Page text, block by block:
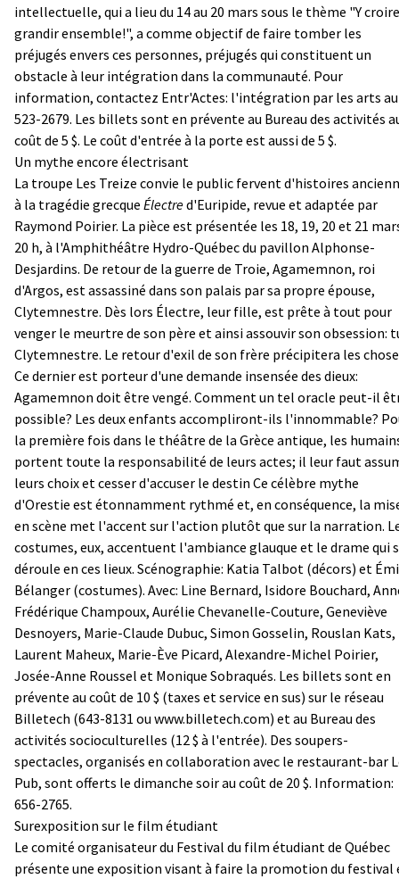
intellectuelle, qui a lieu du 14 au 20 mars sous le thème "Y
grandir ensemble!", a comme objectif de faire tomber les
préjugés envers ces personnes, préjugés qui constituent un
obstacle à leur intégration dans la communauté. Pour
information, contactez Entr'Actes: l'intégration par les arts au
523-2679. Les billets sont en prévente au Bureau des activités
coût de 5 $. Le coût d'entrée à la porte est aussi de 5 $.
Un mythe encore électrisant
La troupe Les Treize convie le public fervent d'histoires
à la tragédie grecque Électred'Euripide, revue et adaptée par
Raymond Poirier. La pièce est présentée les 18, 19, 20 et 21
20 h, à l'Amphithéâtre Hydro-Québec du pavillon Alphonse-
Desjardins. De retour de la guerre de Troie, Agamemnon, roi
d'Argos, est assassiné dans son palais par sa propre épouse,
Clytemnestre. Dès lors Électre, leur fille, est prête à tout pour
venger le meurtre de son père et ainsi assouvir son obsession:
Clytemnestre. Le retour d'exil de son frère précipitera les
Ce dernier est porteur d'une demande insensée des dieux:
Agamemnon doit être vengé. Comment un tel oracle peut-il
possible? Les deux enfants accompliront-ils l'innommable?
la première fois dans le théâtre de la Grèce antique, les
portent toute la responsabilité de leurs actes; il leur faut
leurs choix et cesser d'accuser le destin Ce célèbre mythe
d'Orestie est étonnamment rythmé et, en conséquence, la
en scène met l'accent sur l'action plutôt que sur la narration.
costumes, eux, accentuent l'ambiance glauque et le drame qui
déroule en ces lieux. Scénographie: Katia Talbot (décors) et
Bélanger (costumes). Avec: Line Bernard, Isidore Bouchard,
Frédérique Champoux, Aurélie Chevanelle-Couture, Geneviève
Desnoyers, Marie-Claude Dubuc, Simon Gosselin, Rouslan Kats,
Laurent Maheux, Marie-Ève Picard, Alexandre-Michel Poirier,
Josée-Anne Roussel et Monique Sobraqués. Les billets sont en
prévente au coût de 10 $ (taxes et service en sus) sur le réseau
Billetech (643-8131 ou www.billetech.com) et au Bureau des
activités socioculturelles (12 $ à l'entrée). Des soupers-
spectacles, organisés en collaboration avec le restaurant-bar
Pub, sont offerts le dimanche soir au coût de 20 $. Information:
656-2765.
Surexposition sur le film étudiant
Le comité organisateur du Festival du film étudiant de Québec
présente une exposition visant à faire la promotion du festival